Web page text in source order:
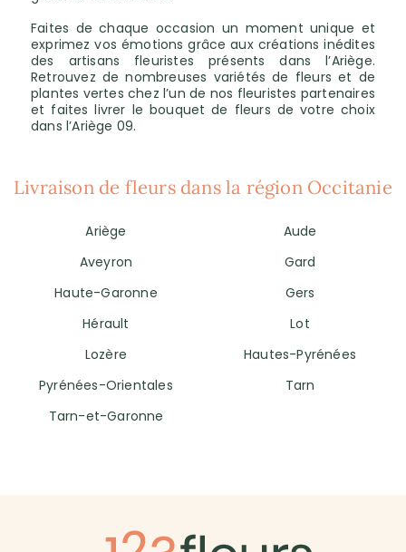
Faites de chaque occasion un moment unique et
exprimez vos émotions grâce aux créations inédites
des artisans fleuristes présents dans l’Ariège.
Retrouvez de nombreuses variétés de fleurs et de
plantes vertes chez l’un de nos fleuristes partenaires
et faites livrer le bouquet de fleurs de votre choix
dans l’Ariège 09.
Livraison de fleurs dans la région Occitanie
Ariège
Aude
Aveyron
Gard
Haute-Garonne
Gers
Hérault
Lot
Lozère
Hautes-Pyrénées
Pyrénées-Orientales
Tarn
Tarn-et-Garonne